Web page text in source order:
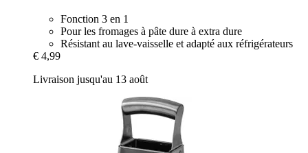
Fonction 3 en 1
Pour les fromages à pâte dure à extra dure
Résistant au lave-vaisselle et adapté aux réfrigérateurs
€ 4,99
Livraison jusqu'au 13 août